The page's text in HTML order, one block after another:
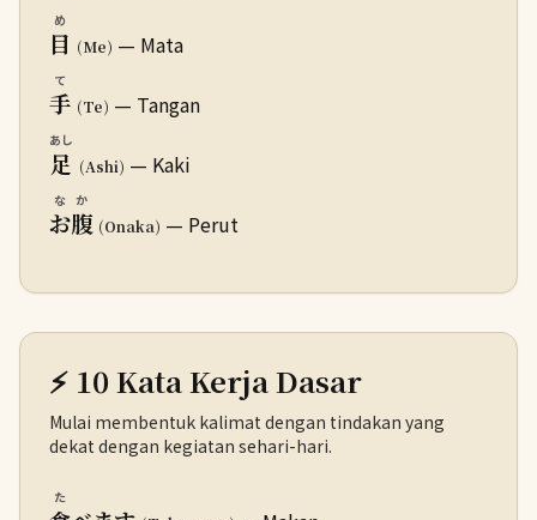
目
め
(Me) — Mata
手
て
(Te) — Tangan
足
あし
(Ashi) — Kaki
お腹
なか
(Onaka) — Perut
⚡ 10 Kata Kerja Dasar
Mulai membentuk kalimat dengan tindakan yang
dekat dengan kegiatan sehari-hari.
た